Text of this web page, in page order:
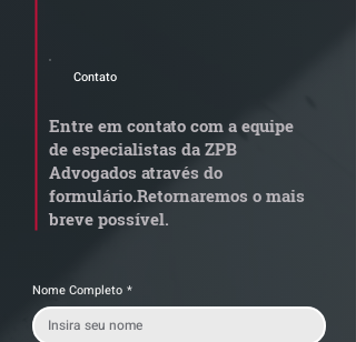
STJ admite
por penosidade e acende
alerta para
transportadoras
Contato
Entre em contato com a equipe
de especialistas da ZPB
Advogados através do
formulário.Retornaremos o mais
breve possível.
Nome Completo *